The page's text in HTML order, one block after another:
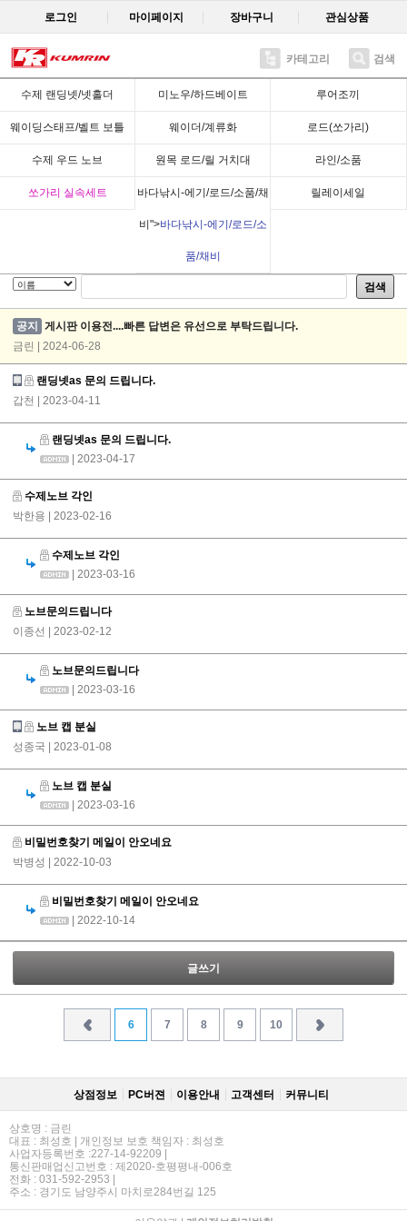
로그인 마이페이지 장바구니 관심상품
카테고리 검색
수제 랜딩넷/넷홀더 미노우/하드베이트 루어조끼
웨이딩스태프/벨트 보틀 웨이더/계류화 로드(쏘가리)
수제 우드 노브 원목 로드/릴 거치대 라인/소품
쏘가리 실속세트 바다낚시-에기/로드/소품/채
비">바다낚시-에기/로드/소
품/채비
릴레이세일
질문게시판
글쓰기
검색
공지
게시판 이용전....빠른 답변은 유선으로 부탁드립니다.
금린 | 2024-06-28
랜딩넷as 문의 드립니다.
갑천
| 2023-04-11
랜딩넷as 문의 드립니다.
| 2023-04-17
수제노브 각인
박한용
| 2023-02-16
수제노브 각인
| 2023-03-16
노브문의드립니다
이종선
| 2023-02-12
노브문의드립니다
| 2023-03-16
노브 캡 분실
성종국
| 2023-01-08
노브 캡 분실
| 2023-03-16
비밀번호찾기 메일이 안오네요
박병성
| 2022-10-03
비밀번호찾기 메일이 안오네요
| 2022-10-14
글쓰기
6 7 8 9 10
상점정보 PC버젼 이용안내 고객센터 커뮤니티
상호명 : 금린
대표 : 최성호 | 개인정보 보호 책임자 : 최성호
사업자등록번호 :227-14-92209 |
통신판매업신고번호 : 제2020-호평평내-006호
전화 : 031-592-2953 |
주소 : 경기도 남양주시 마치로284번길 125